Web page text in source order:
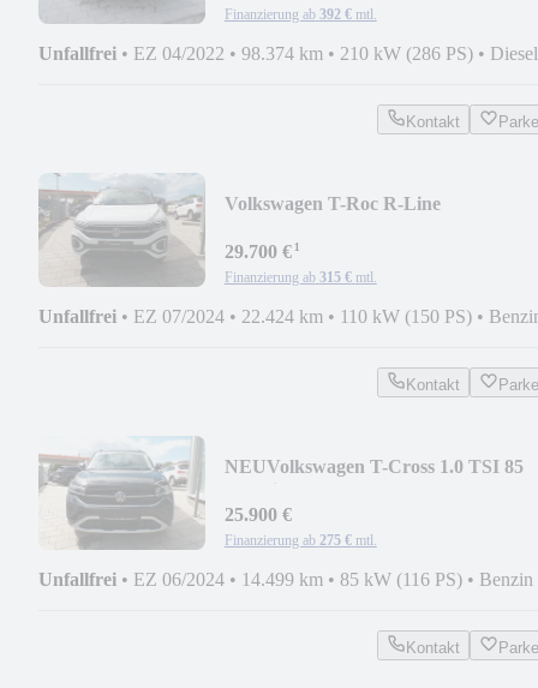
Finanzierung ab 392 € mtl.
Unfallfrei • EZ 04/2022 • 98.374 km • 210 kW (286 PS) • Diesel
Kontakt
Volkswagen T-Roc R-Line
29.700 €¹
Finanzierung ab 315 € mtl.
Unfallfrei • EZ 07/2024 • 22.424 km • 110 kW (150 PS) •
Kontakt
NEUVolkswagen T-Cross 1.0 TSI 85
25.900 €
Finanzierung ab 275 € mtl.
Unfallfrei • EZ 06/2024 • 14.499 km • 85 kW (116 PS) • Benzin
Kontakt